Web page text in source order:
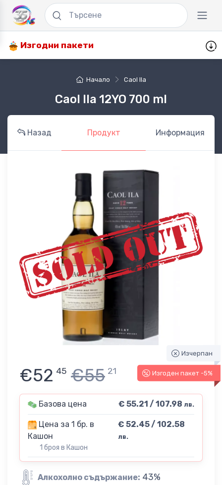
Изгодни пакети
Начало Caol Ila
Caol Ila 12YO 700 ml
Назад Продукт Информация
Изчерпан
Изгоден пакет -5%
€52 45 €55 21
Базова цена € 55.21 / 107.98 лв.
Цена за 1 бр. в
Кашон
1 броя в Кашон
€ 52.45 / 102.58
лв.
Алкохолно съдържание: 43%